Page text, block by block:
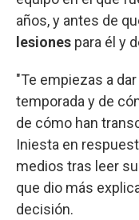
años, y antes de
lesiones para él y
"Te empiezas a
temporada y de
de cómo han
Iniesta en
medios tras leer
que dio más
decisión.